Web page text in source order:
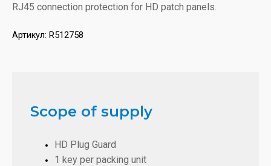
RJ45 connection protection for HD patch panels.
Артикул: R512758
Scope of supply
HD Plug Guard
1 key per packing unit